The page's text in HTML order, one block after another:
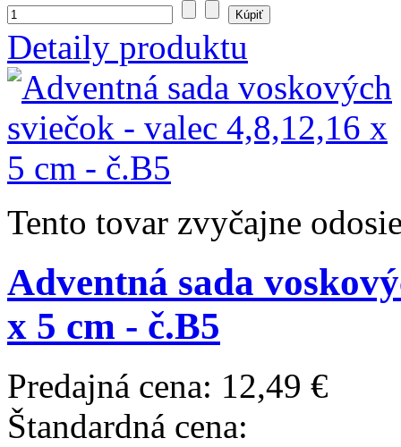
Detaily produktu
Tento tovar zvyčajne
Adventná sada
x 5 cm - č.B5
Predajná cena: 12,49 €
Štandardná cena: